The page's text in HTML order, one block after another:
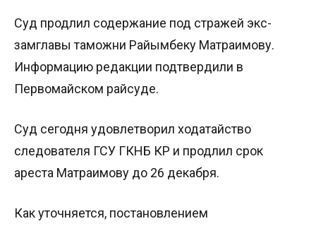
Суд продлил содержание под стражей экс-
замглавы таможни Райымбеку Матраимову.
Информацию редакции подтвердили в
Первомайском райсуде.
Суд сегодня удовлетворил ходатайство
следователя ГСУ ГКНБ КР и продлил срок
ареста Матраимову до 26 декабря.
Как уточняется, постановлением